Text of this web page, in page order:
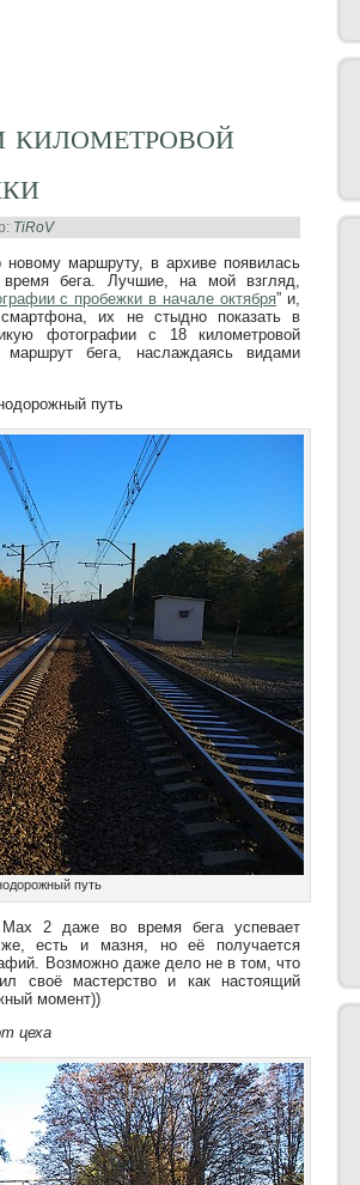
TiRoV
маршруту, в архиве появилась
бега. Лучшие, на мой взгляд,
с пробежки в начале октября” и,
их не стыдно показать в
фотографии с 18 километровой
бега, наслаждаясь видами
путь
путь
2 даже во время бега успевает
же, есть и мазня, но её получается
Возможно даже дело не в том, что
своё мастерство и как настоящий
момент))
цеха